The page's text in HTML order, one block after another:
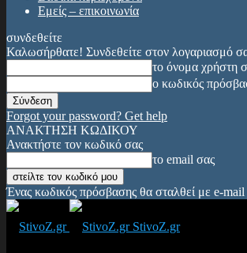
Εμείς – επικοινωνία
συνδεθείτε
Καλωσήρθατε! Συνδεθείτε στον λογαριασμό
το όνομα χρήστη
ο κωδικός
Forgot your password? Get help
ΑΝΑΚΤΗΣΗ ΚΩΔΙΚΟΥ
Ανακτήστε τον κωδικό σας
το email σας
Ένας κωδικός πρόσβασης θα σταλθεί με e-mail
StivoZ.gr